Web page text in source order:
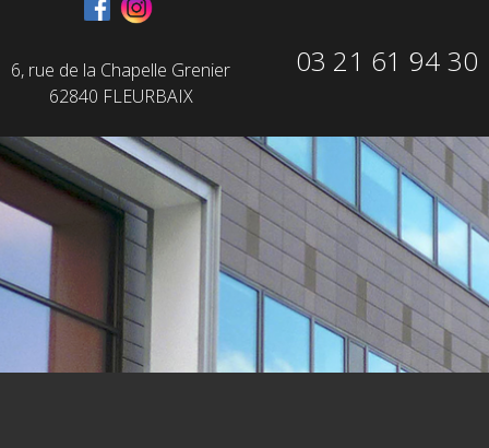
6, rue de la Chapelle Grenier
62840 FLEURBAIX
03 21 61 94 30